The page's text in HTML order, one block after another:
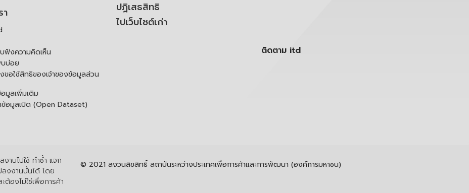
ฟังความคิดเห็น
บ่อย
ขอใช้สิทธิของเจ้าของข้อมูลส่วน
มูลเพิ่มเติม
อมูลเปิด (Open Dataset)
ปฏิเสธสิทธิ
ไปเว็บไซต์เก่า
ติดตาม itd
านไปใช้ ทำซ้ำ แจก
งงานนั้นได้ โดย
ต้องไม่ใช่เพื่อการค้า
© 2021 สงวนลิขสิทธิ์ สถาบันระหว่างประเทศเพื่อการค้าและการพัฒนา (องค์การมหาชน)